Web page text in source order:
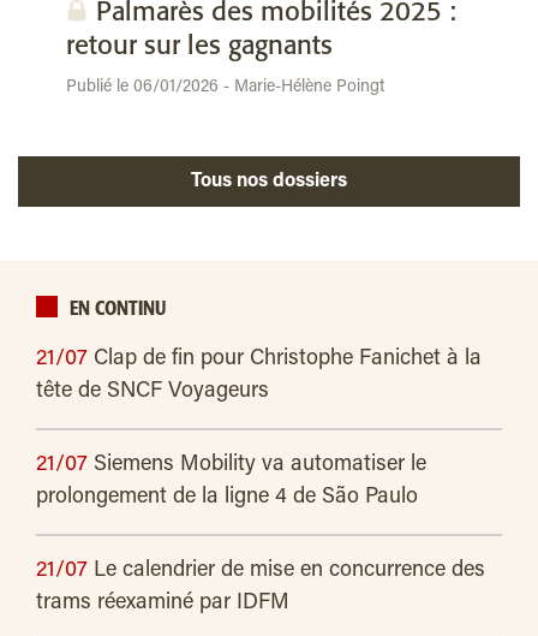
Palmarès des mobilités 2025 :
retour sur les gagnants
Publié le 06/01/2026 - Marie-Hélène Poingt
Tous nos dossiers
EN CONTINU
21/07 Clap de fin pour Christophe Fanichet à la
tête de SNCF Voyageurs
21/07 Siemens Mobility va automatiser le
prolongement de la ligne 4 de São Paulo
21/07 Le calendrier de mise en concurrence des
trams réexaminé par IDFM